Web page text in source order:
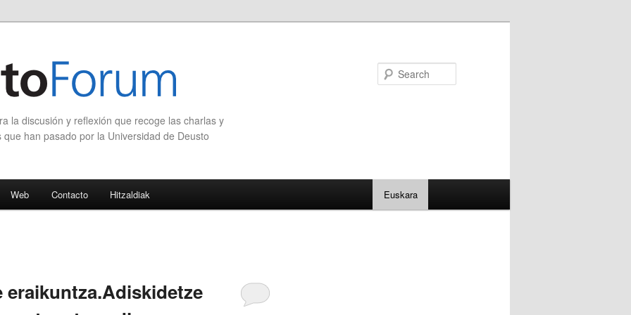
la discusión y reflexión que recoge las charlas y
han pasado por la Universidad de Deusto
Web Contacto Hitzaldiak Euskara
eraikuntza.Adiskidetze